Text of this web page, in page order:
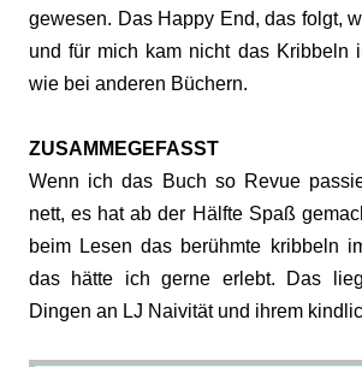
gewesen. Das Happy End, das folgt,
und für mich kam nicht das Kribbeln
wie bei anderen Büchern.
ZUSAMMEGEFASST
Wenn ich das Buch so Revue
nett, es hat ab der Hälfte Spaß
beim Lesen das berühmte kribbeln
das hätte ich gerne erlebt. Das
Dingen an LJ Naivität und ihrem